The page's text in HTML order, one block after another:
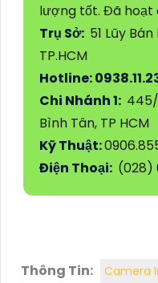
lượng tốt. Đã hoạt
Trụ Sở: 51 Lũy
TP.HCM
Hotline:
Chi Nhánh 1:
Bình Tân, TP HCM
Kỹ Thuật:
Điện Thoại: (028)
Thông Tin:
Camera